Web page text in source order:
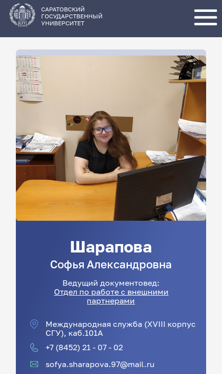
основному
содержанию
САРАТОВСКИЙ
ГОСУДАРСТВЕННЫЙ
УНИВЕРСИТЕТ
Шарапова
Софья Александровна
Ведущий документовед:
Отдел по работе с внешними
партнерами
Международная служба (XVIII корпус
СГУ), каб.101А
+7 (8452) 21 - 07 - 02
sofya.sharapova.97@mail.ru